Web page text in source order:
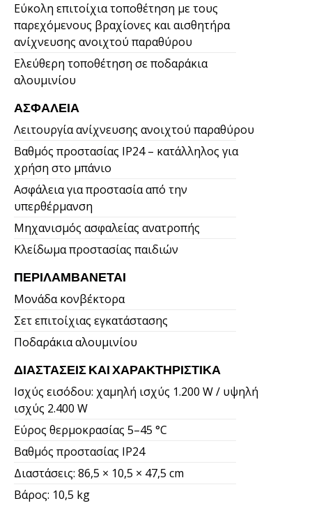
Εύκολη επιτοίχια τοποθέτηση με τους
παρεχόμενους βραχίονες και αισθητήρα
ανίχνευσης ανοιχτού παραθύρου
Ελεύθερη τοποθέτηση σε ποδαράκια
αλουμινίου
ΑΣΦΆΛΕΙΑ
Λειτουργία ανίχνευσης ανοιχτού παραθύρου
Βαθμός προστασίας IP24 – κατάλληλος για
χρήση στο μπάνιο
Ασφάλεια για προστασία από την
υπερθέρμανση
Μηχανισμός ασφαλείας ανατροπής
Κλείδωμα προστασίας παιδιών
ΠΕΡΙΛΑΜΒΆΝΕΤΑΙ
Μονάδα κονβέκτορα
Σετ επιτοίχιας εγκατάστασης
Ποδαράκια αλουμινίου
ΔΙΑΣΤΆΣΕΙΣ ΚΑΙ ΧΑΡΑΚΤΗΡΙΣΤΙΚΆ
Ισχύς εισόδου: χαμηλή ισχύς 1.200 W / υψηλή
ισχύς 2.400 W
Εύρος θερμοκρασίας 5–45 °C
Βαθμός προστασίας IP24
Διαστάσεις: 86,5 × 10,5 × 47,5 cm
Βάρος: 10,5 kg